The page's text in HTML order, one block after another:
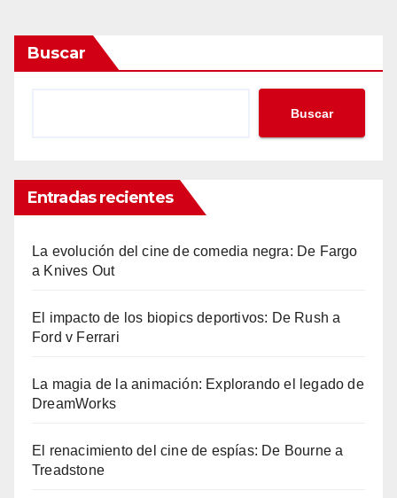
Buscar
Buscar
Entradas recientes
La evolución del cine de comedia negra: De Fargo
a Knives Out
El impacto de los biopics deportivos: De Rush a
Ford v Ferrari
La magia de la animación: Explorando el legado de
DreamWorks
El renacimiento del cine de espías: De Bourne a
Treadstone